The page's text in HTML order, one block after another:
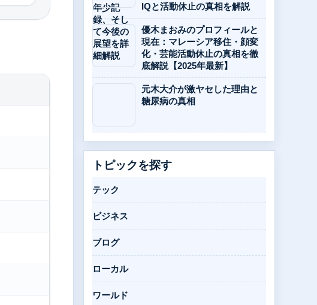
IQと活動休止の真相を解説
優木まおみのプロフィールと
現在：マレーシア移住・顔変
化・芸能活動休止の真相を徹
底解説【2025年最新】
元木大介が激ヤセした理由と
糖尿病の真相
トピックを探す
テック
ビジネス
ブログ
ローカル
ワールド